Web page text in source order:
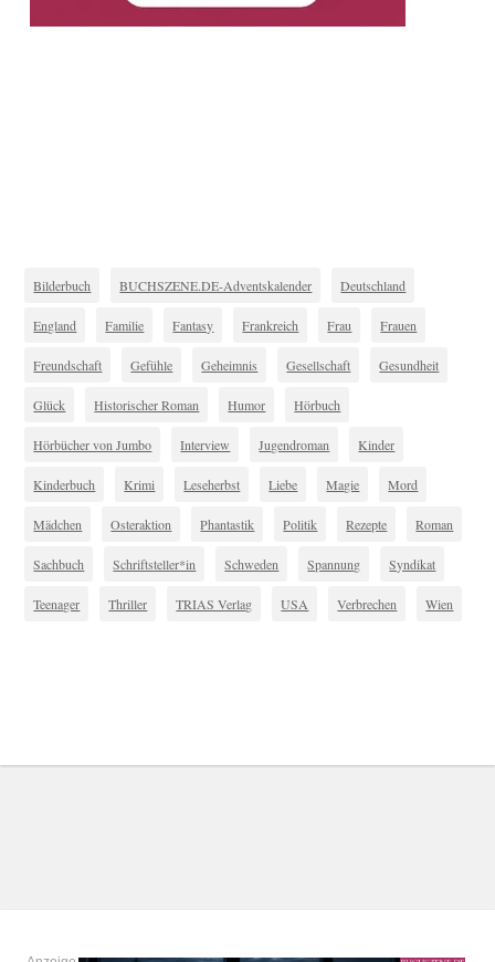
Bilderbuch BUCHSZENE.DE-Adventskalender Deutschland
England Familie Fantasy Frankreich Frau Frauen
Freundschaft Gefühle Geheimnis Gesellschaft Gesundheit
Glück Historischer Roman Humor Hörbuch
Hörbücher von Jumbo Interview Jugendroman Kinder
Kinderbuch Krimi Leseherbst Liebe Magie Mord
Mädchen Osteraktion Phantastik Politik Rezepte Roman
Sachbuch Schriftsteller*in Schweden Spannung Syndikat
Teenager Thriller TRIAS Verlag USA Verbrechen Wien